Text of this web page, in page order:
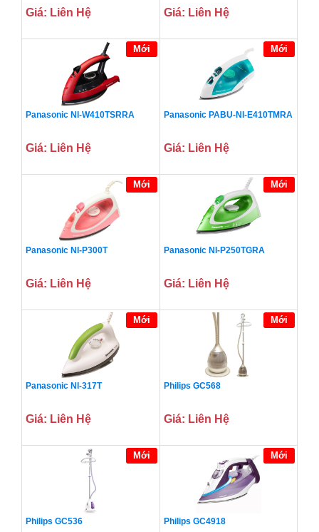
Giá: Liên Hệ Giá: Liên Hệ
Mới
Panasonic NI-W410TSRRA
Giá: Liên Hệ
Mới
Panasonic PABU-NI-E410TMRA
Giá: Liên Hệ
Mới
Panasonic NI-P300T
Giá: Liên Hệ
Mới
Panasonic NI-P250TGRA
Giá: Liên Hệ
Mới
Panasonic NI-317T
Giá: Liên Hệ
Mới
Philips GC568
Giá: Liên Hệ
Mới
Philips GC536
Mới
Philips GC4918